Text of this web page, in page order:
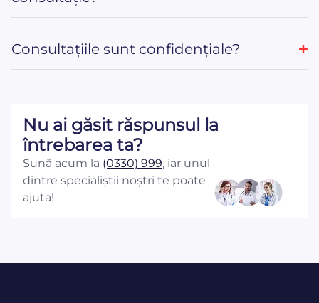
Consultațiile sunt confidențiale?
Nu ai găsit răspunsul la
întrebarea ta?
Sună acum la (0330) 999, iar unul
dintre specialiștii noștri te poate
ajuta!